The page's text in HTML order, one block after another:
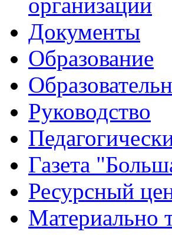
организации
Документы
Образование
Руководство
Газета
Ресурсный
Материально